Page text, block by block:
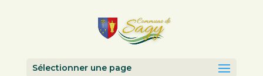
Sélectionner une page